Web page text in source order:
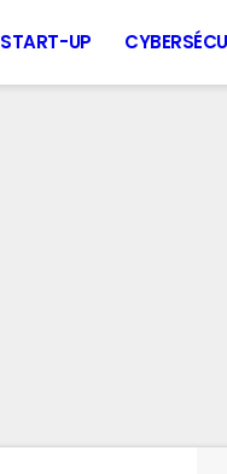
START-UP